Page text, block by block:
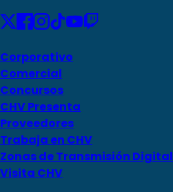
Corporativo
Comercial
Concursos
CHV Presenta
Proveedores
Trabaja en CHV
Zonas de Transmisión Digital
Visita CHV